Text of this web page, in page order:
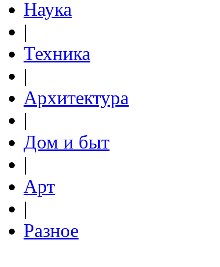
Наука
|
Техника
|
Архитектура
|
Дом и быт
|
Арт
|
Разное